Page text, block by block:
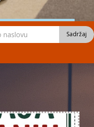
Sadržaj